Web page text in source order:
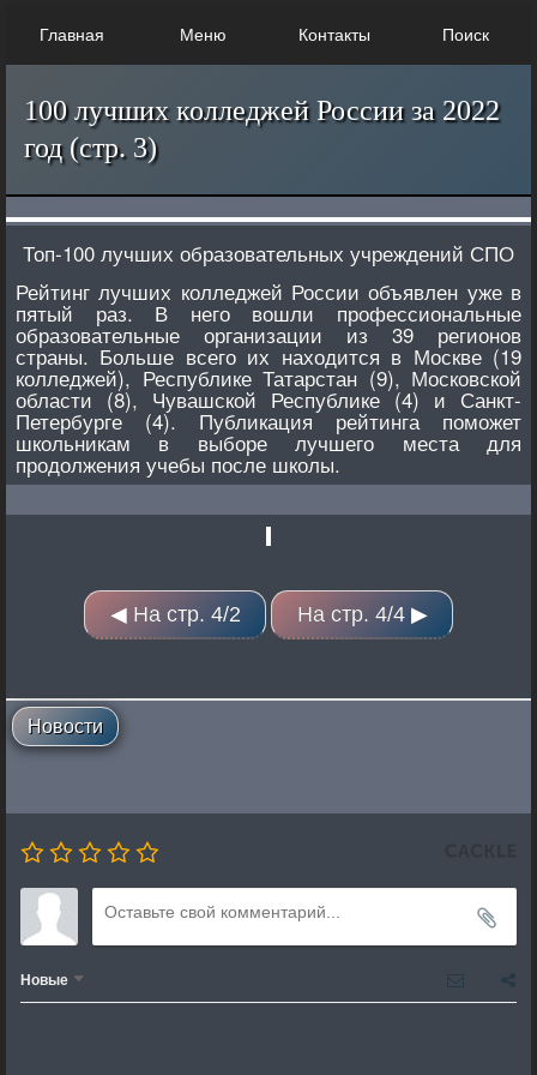
Главная Меню Контакты Поиск
100 лучших колледжей России за 2022
год (стр. 3)
Топ-100 лучших образовательных учреждений СПО
Рейтинг лучших колледжей России объявлен уже в
пятый раз. В него вошли профессиональные
образовательные организации из 39 регионов
страны. Больше всего их находится в Москве (19
колледжей), Республике Татарстан (9), Московской
области (8), Чувашской Республике (4) и Санкт-
Петербурге (4). Публикация рейтинга поможет
школьникам в выборе лучшего места для
продолжения учебы после школы.
◀ На стр. 4/2 На стр. 4/4 ▶
Новости
Новые